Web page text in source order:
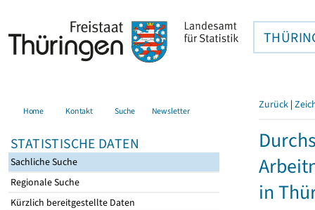
Home Kontakt Suche Newsletter
STATISTISCHE DATEN
Sachliche Suche
Regionale Suche
Kürzlich bereitgestellte Daten
Zurück |
in